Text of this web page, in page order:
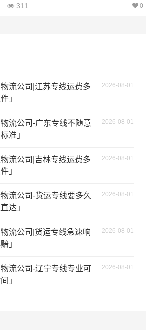
尺寸（米）
311 0
2026-08-01
流公司|江苏专线运费多
」
2026-08-01
物流公司-广东专线不随意
准」
2026-08-01
流公司|吉林专线运费多
」
2026-08-01
流公司-货运专线要多久
达」
2026-08-01
流公司|货运专线急速响
」
2026-08-01
流公司-辽宁专线专业可
」